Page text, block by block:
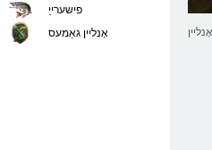
פישערייַ
אָנליין גאַמעס